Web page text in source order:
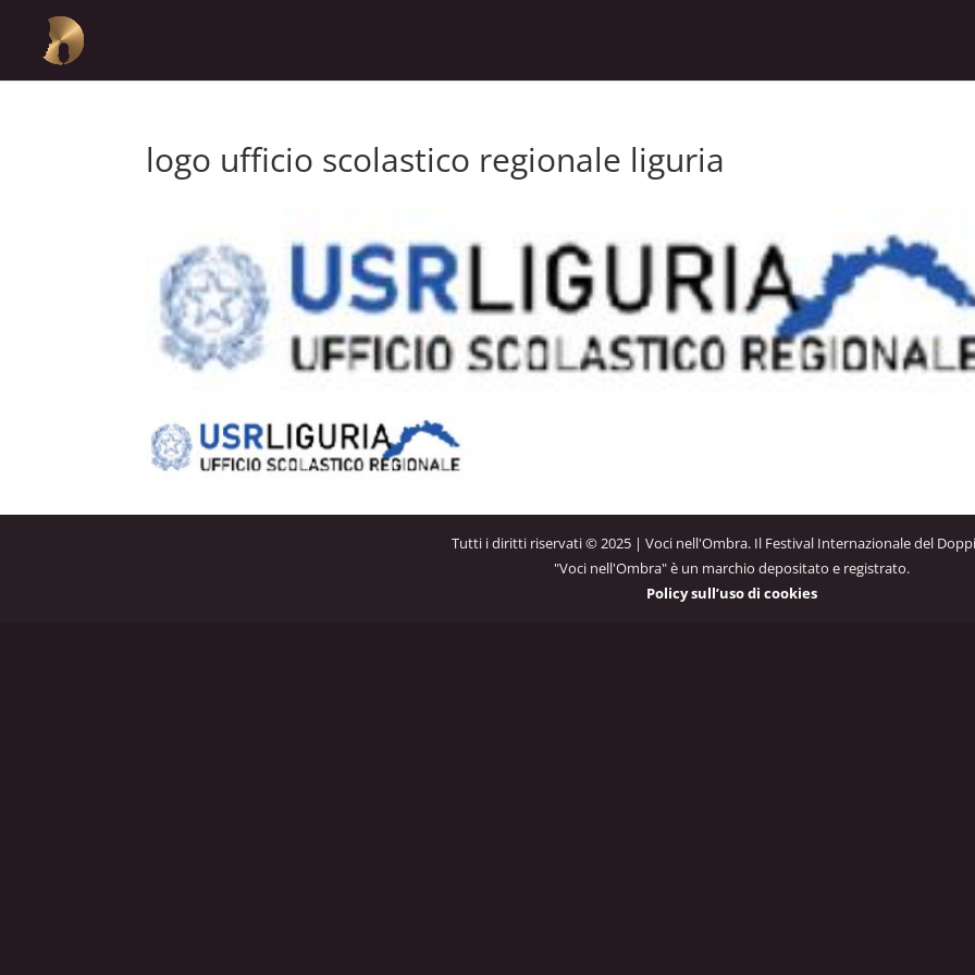
logo ufficio scolastico regionale liguria
Tutti i diritti riservati © 2025 | Voci nell'Ombra. Il Festival Internazionale del
"Voci nell'Ombra" è un marchio depositato e registrato.
Policy sull’uso di cookies